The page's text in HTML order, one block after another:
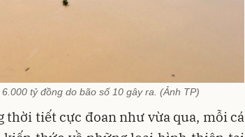
tỷ đồng do bão số 10 gây ra. (Ảnh TP)
tiết cực đoan như vừa qua, mỗi cá